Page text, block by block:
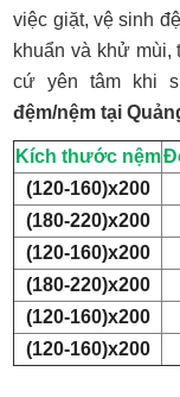
việc giặt, vệ sinh
khuẩn và khử mùi,
cứ yên tâm khi
đệm/nệm tại
Kích thước nệm
(120-160)x200
(180-220)x200
(120-160)x200
(180-220)x200
(120-160)x200
(120-160)x200